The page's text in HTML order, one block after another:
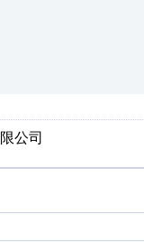
公司